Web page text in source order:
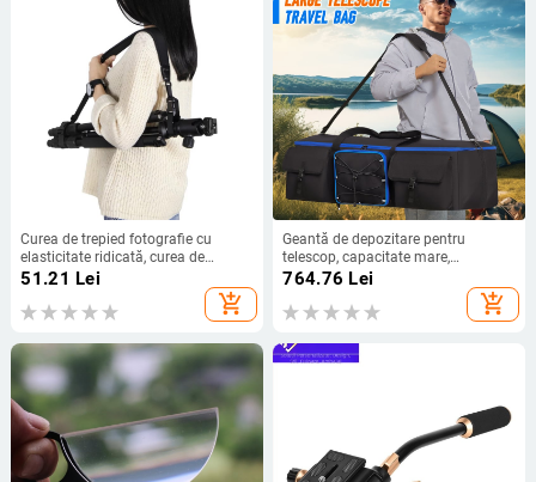
Curea de trepied fotografie cu
elasticitate ridicată, curea de
decompresie antiderapantă, curea
de cameră, absorbție a șocurilor și
decompresie
51.21 Lei
add_shopping_cart
Geantă de depozitare pentru
telescop, capacitate mare,
rezistentă la șocuri, geantă de
astronomic, geantă
764.76 Lei
add_shopping_cart